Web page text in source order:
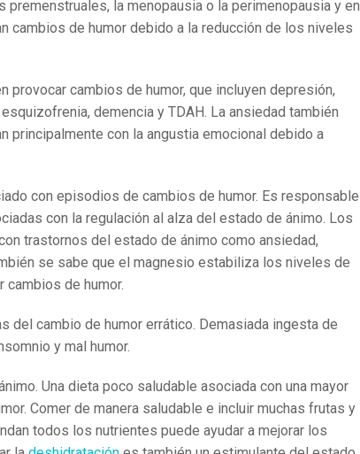
la menopausia o la perimenopausia y en
cambios de humor debido a la reducción de los niveles
cambios de humor, que incluyen depresión,
demencia y TDAH. La ansiedad también
principalmente con la angustia emocional debido a
con episodios de cambios de humor. Es responsable
con la regulación al alza del estado de ánimo. Los
trastornos del estado de ánimo como ansiedad,
se sabe que el magnesio estabiliza los niveles de
cambios de humor.
del cambio de humor errático. Demasiada ingesta de
y mal humor.
Una dieta poco saludable asociada con una mayor
Comer de manera saludable e incluir muchas frutas y
todos los nutrientes puede ayudar a mejorar los